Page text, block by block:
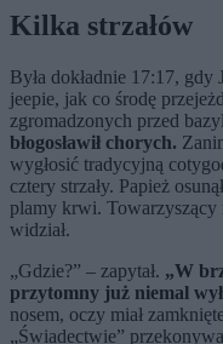
Kilka strzałów
Była dokładnie 17:17, gdy
jeepie, jak co środę
zgromadzonych przed
błogosławił chorych.
wygłosić tradycyjną
cztery strzały. Papież
plamy krwi. Towarzyszący
widział.
„Gdzie?” – zapytał. „W
przytomny już niemal
nosem, oczy miał
„Świadectwie”